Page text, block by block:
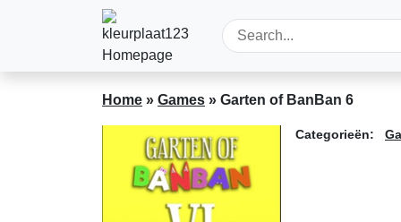
Home » Games » Garten of BanBan 6
Categorieën: